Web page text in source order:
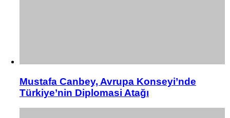
Mustafa Canbey, Avrupa Konseyi’nde
Türkiye’nin Diplomasi Atağı